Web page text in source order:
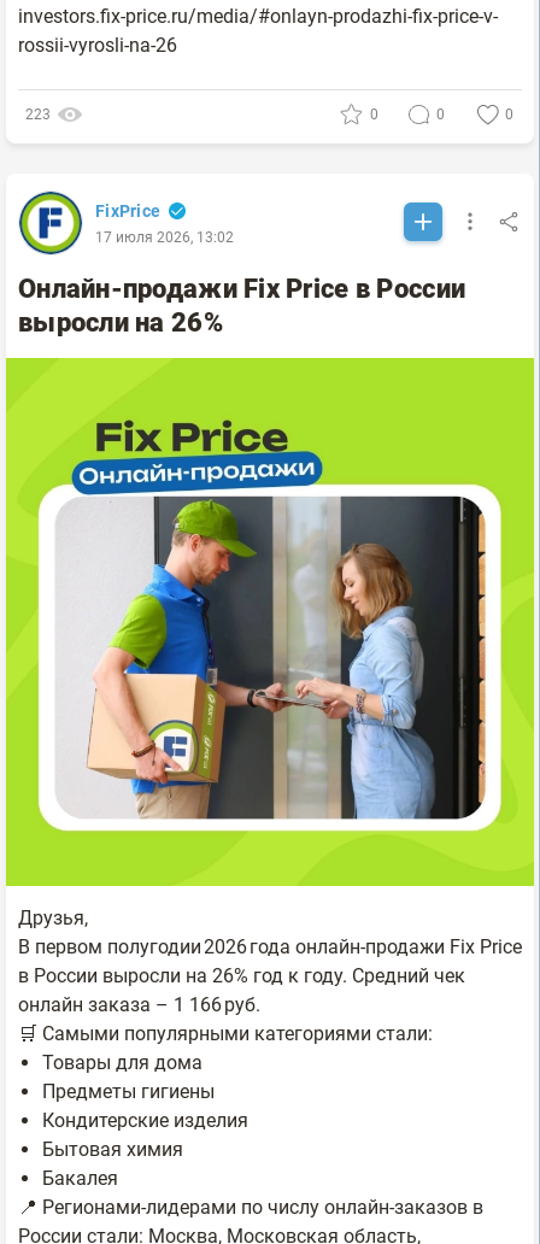
investors.fix-price.ru/media/#onlayn-prodazhi-fix-price-v-
rossii-vyrosli-na-26
223 0 0 0
FixPrice
17 июля 2026, 13:02
Онлайн-продажи Fix Price в России
выросли на 26%
Друзья,
В первом полугодии 2026 года онлайн‑продажи Fix Price
в России выросли на 26% год к году. Средний чек
онлайн заказа – 1 166 руб.
🛒 Самыми популярными категориями стали:
Товары для дома
Предметы гигиены
Кондитерские изделия
Бытовая химия
Бакалея
📍 Регионами-лидерами по числу онлайн-заказов в
России стали: Москва, Московская область,